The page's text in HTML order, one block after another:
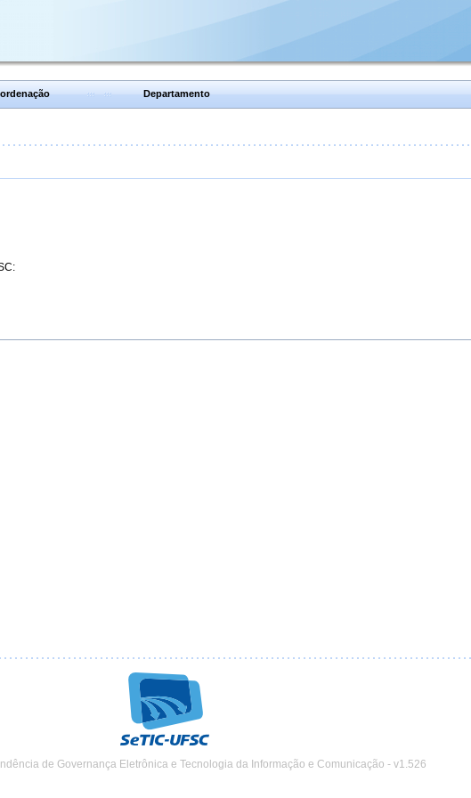
Departamento
de Governança Eletrônica e Tecnologia da Informação e Comunicação - v1.526